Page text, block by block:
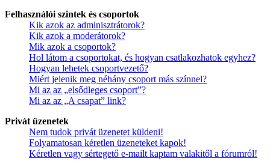
Felhasználói szintek és csoportok
Kik azok az adminisztrátorok?
Kik azok a moderátorok?
Mik azok a csoportok?
Hol látom a csoportokat, és hogyan csatlakozhatok egyhez?
Hogyan lehetek csoportvezető?
Miért jelenik meg néhány csoport más színnel?
Mi az az „elsődleges csoport”?
Mi az az „A csapat” link?
Privát üzenetek
Nem tudok privát üzenetet küldeni!
Folyamatosan kéretlen üzeneteket kapok!
Kéretlen vagy sértegető e-mailt kaptam valakitől a fórumról!